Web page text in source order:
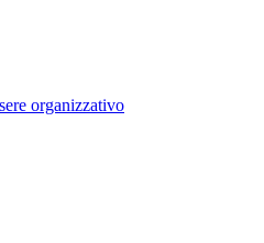
organizzativo